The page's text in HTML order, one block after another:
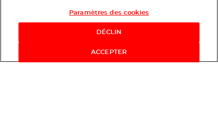
Paramètres des cookies
DÉCLIN
ACCEPTER